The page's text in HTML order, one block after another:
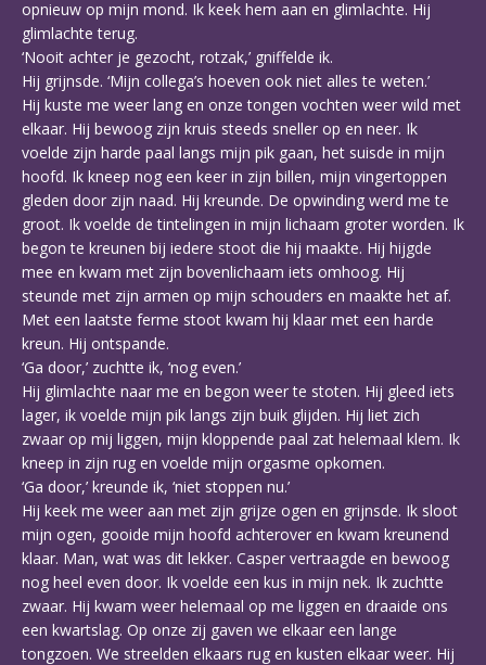
opnieuw op mijn mond. Ik keek hem aan en glimlachte. Hij
glimlachte terug.
‘Nooit achter je gezocht, rotzak,’ gniffelde ik.
Hij grijnsde. ‘Mijn collega’s hoeven ook niet alles te weten.’
Hij kuste me weer lang en onze tongen vochten weer wild met
elkaar. Hij bewoog zijn kruis steeds sneller op en neer. Ik
voelde zijn harde paal langs mijn pik gaan, het suisde in mijn
hoofd. Ik kneep nog een keer in zijn billen, mijn vingertoppen
gleden door zijn naad. Hij kreunde. De opwinding werd me te
groot. Ik voelde de tintelingen in mijn lichaam groter worden. Ik
begon te kreunen bij iedere stoot die hij maakte. Hij hijgde
mee en kwam met zijn bovenlichaam iets omhoog. Hij
steunde met zijn armen op mijn schouders en maakte het af.
Met een laatste ferme stoot kwam hij klaar met een harde
kreun. Hij ontspande.
‘Ga door,’ zuchtte ik, ‘nog even.’
Hij glimlachte naar me en begon weer te stoten. Hij gleed iets
lager, ik voelde mijn pik langs zijn buik glijden. Hij liet zich
zwaar op mij liggen, mijn kloppende paal zat helemaal klem. Ik
kneep in zijn rug en voelde mijn orgasme opkomen.
‘Ga door,’ kreunde ik, ‘niet stoppen nu.’
Hij keek me weer aan met zijn grijze ogen en grijnsde. Ik sloot
mijn ogen, gooide mijn hoofd achterover en kwam kreunend
klaar. Man, wat was dit lekker. Casper vertraagde en bewoog
nog heel even door. Ik voelde een kus in mijn nek. Ik zuchtte
zwaar. Hij kwam weer helemaal op me liggen en draaide ons
een kwartslag. Op onze zij gaven we elkaar een lange
tongzoen. We streelden elkaars rug en kusten elkaar weer. Hij